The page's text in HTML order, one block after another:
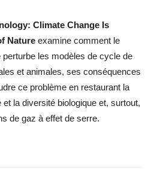
Climate Change Is
Nature examine comment le
les modèles de cycle de
et animales, ses conséquences
ce problème en restaurant la
la diversité biologique et, surtout,
de gaz à effet de serre.